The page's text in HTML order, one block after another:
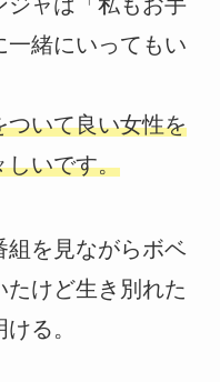
一緒にいってもい
ついて良い女性を
しいです。
組を見ながらボベ
けど生き別れた
る。